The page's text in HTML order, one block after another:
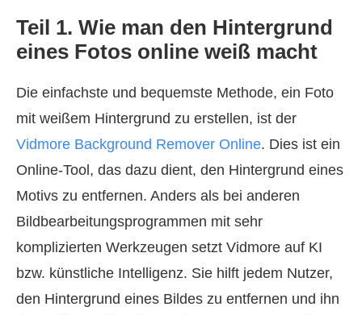
Teil 1. Wie man den Hintergrund
eines Fotos online weiß macht
Die einfachste und bequemste Methode, ein Foto
mit weißem Hintergrund zu erstellen, ist der
Vidmore Background Remover Online. Dies ist ein
Online-Tool, das dazu dient, den Hintergrund eines
Motivs zu entfernen. Anders als bei anderen
Bildbearbeitungsprogrammen mit sehr
komplizierten Werkzeugen setzt Vidmore auf KI
bzw. künstliche Intelligenz. Sie hilft jedem Nutzer,
den Hintergrund eines Bildes zu entfernen und ihn